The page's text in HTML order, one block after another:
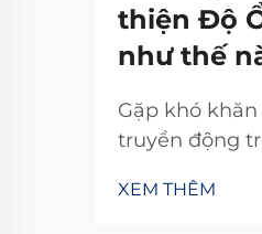
thiện Độ
như thế
Gặp khó
truyền động
bỏ hiện tượng
XEM THÊM